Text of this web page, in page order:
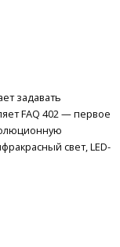
задавать
FAQ 402 — первое
свет, LED-